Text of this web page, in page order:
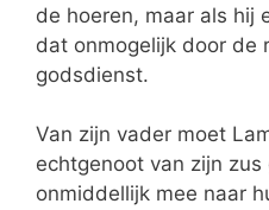
de hoeren, maar als hij
dat onmogelijk door de
godsdienst.
Van zijn vader moet
echtgenoot van zijn zus
onmiddellijk mee naar